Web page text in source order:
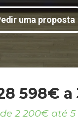
uma proposta
598€ a
2 200€ até